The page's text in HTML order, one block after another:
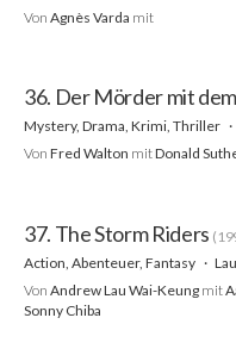
Von Agnès Varda mit
36. Der Mörder mit
Mystery, Drama, Krimi, Thriller
Von Fred Walton mitDonald
37. The Storm Riders
Action, Abenteuer, Fantasy
Von Andrew Lau Wai-Keung mit
Sonny Chiba